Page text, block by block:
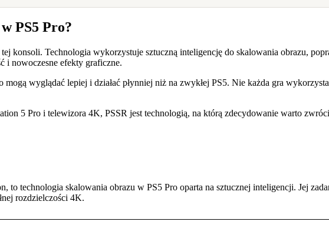
PS5 Pro?
konsoli. Technologia wykorzystuje sztuczną inteligencję do skalowania obrazu,
i nowoczesne efekty graficzne.
wyglądać lepiej i działać płynniej niż na zwykłej PS5. Nie każda gra
5 Pro i telewizora 4K, PSSR jest technologią, na którą zdecydowanie warto
to technologia skalowania obrazu w PS5 Pro oparta na sztucznej inteligencji. Jej
rozdzielczości 4K.